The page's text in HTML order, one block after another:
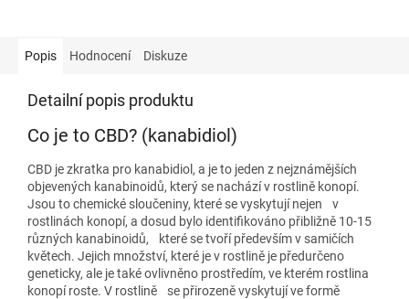
Popis Hodnocení Diskuze
Detailní popis produktu
Co je to CBD? (kanabidiol)
CBD je zkratka pro kanabidiol, a je to jeden z nejznámějších
objevených kanabinoidů, který se nachází v rostlině konopí.
Jsou to chemické sloučeniny, které se vyskytují nejen v
rostlinách konopí, a dosud bylo identifikováno přibližně 10-15
různých kanabinoidů, které se tvoří především v samičích
květech. Jejich množství, které je v rostlině je předurčeno
geneticky, ale je také ovlivněno prostředím, ve kterém rostlina
konopí roste. V rostlině se přirozeně vyskytují ve formě